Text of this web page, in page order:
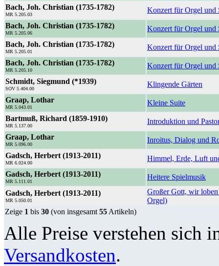
Bach, Joh. Christian (1735-1782)
MR 5.205.03
Konzert für Orgel und
Bach, Joh. Christian (1735-1782)
MR 5.205.06
Konzert für Orgel und
Bach, Joh. Christian (1735-1782)
MR 5.205.01
Konzert für Orgel und
Bach, Joh. Christian (1735-1782)
MR 5.205.10
Konzert für Orgel und
Schmidt, Siegmund (*1939)
SOV 5.404.00
Klingende Gärten
Graap, Lothar
MR 5.043.01
Kleine Suite
Bartmuß, Richard (1859-1910)
MR 5.137.00
Introduktion und
Graap, Lothar
MR 5.096.00
Inroitus, Dialog und
Gadsch, Herbert (1913-2011)
MR 6.024.00
Himmel, Erde, Luft
Gadsch, Herbert (1913-2011)
MR 5.111.01
Heitere Spielmusik
Gadsch, Herbert (1913-2011)
MR 5.050.01
Großer Gott, wir
Orgel)
Zeige 1 bis 30 (von insgesamt 55 Artikeln)
Alle Preise verstehen sich
Versandkosten.